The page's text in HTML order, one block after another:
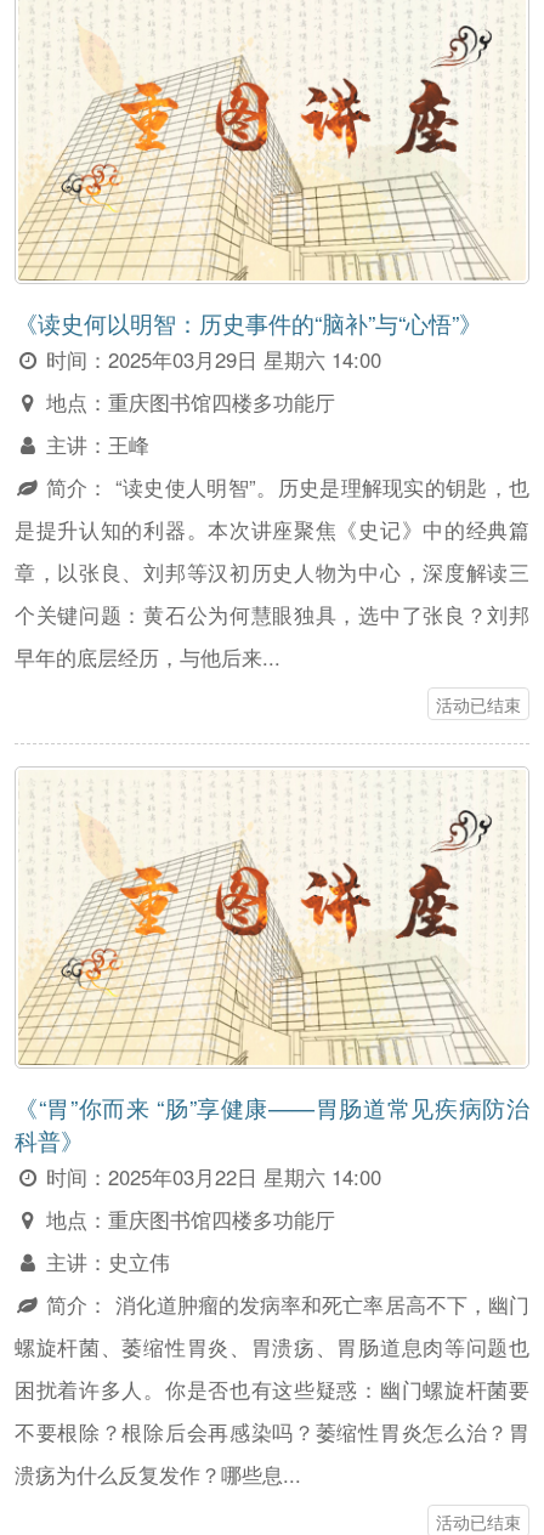
《读史何以明智：历史事件的“脑补”与“心悟”》
时间：2025年03月29日 星期六 14:00
地点：重庆图书馆四楼多功能厅
主讲： 王峰
简介： “读史使人明智”。历史是理解现实的钥匙，也
是提升认知的利器。本次讲座聚焦《史记》中的经典篇
章，以张良、刘邦等汉初历史人物为中心，深度解读三
个关键问题：黄石公为何慧眼独具，选中了张良？刘邦
早年的底层经历，与他后来...
活动已结束
《“胃”你而来 “肠”享健康——胃肠道常见疾病防治
科普》
时间：2025年03月22日 星期六 14:00
地点：重庆图书馆四楼多功能厅
主讲： 史立伟
简介： 消化道肿瘤的发病率和死亡率居高不下，幽门
螺旋杆菌、萎缩性胃炎、胃溃疡、胃肠道息肉等问题也
困扰着许多人。你是否也有这些疑惑：幽门螺旋杆菌要
不要根除？根除后会再感染吗？萎缩性胃炎怎么治？胃
溃疡为什么反复发作？哪些息...
活动已结束